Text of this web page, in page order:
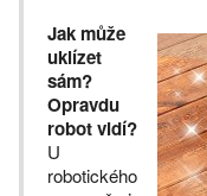
Jak může
uklízet
sám?
Opravdu
robot vidí?
U
robotického